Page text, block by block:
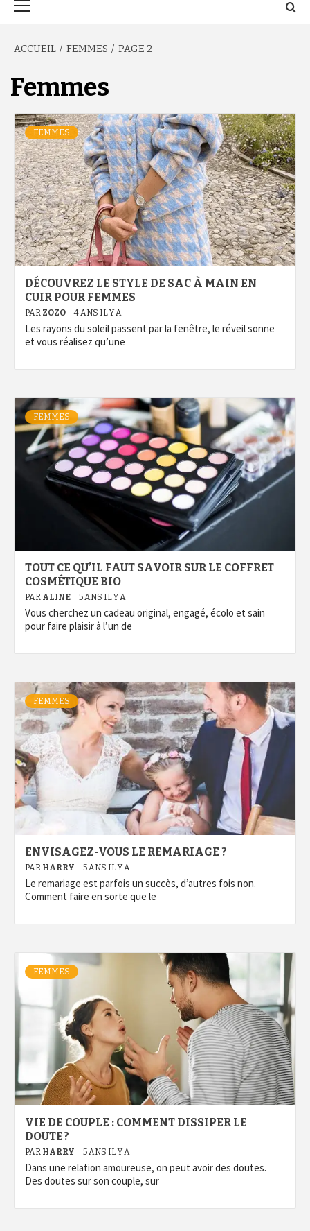
ACCUEIL FEMMES PAGE 2
Femmes
FEMMES
DÉCOUVREZ LE STYLE DE SAC À MAIN EN
CUIR POUR FEMMES
PAR ZOZO 4 ANS IL Y A
Les rayons du soleil passent par la fenêtre, le réveil sonne
et vous réalisez qu’une
FEMMES
TOUT CE QU’IL FAUT SAVOIR SUR LE COFFRET
COSMÉTIQUE BIO
PAR ALINE 5 ANS IL Y A
Vous cherchez un cadeau original, engagé, écolo et sain
pour faire plaisir à l’un de
FEMMES
ENVISAGEZ-VOUS LE REMARIAGE ?
PAR HARRY 5 ANS IL Y A
Le remariage est parfois un succès, d’autres fois non.
Comment faire en sorte que le
FEMMES
VIE DE COUPLE : COMMENT DISSIPER LE
DOUTE ?
PAR HARRY 5 ANS IL Y A
Dans une relation amoureuse, on peut avoir des doutes.
Des doutes sur son couple, sur